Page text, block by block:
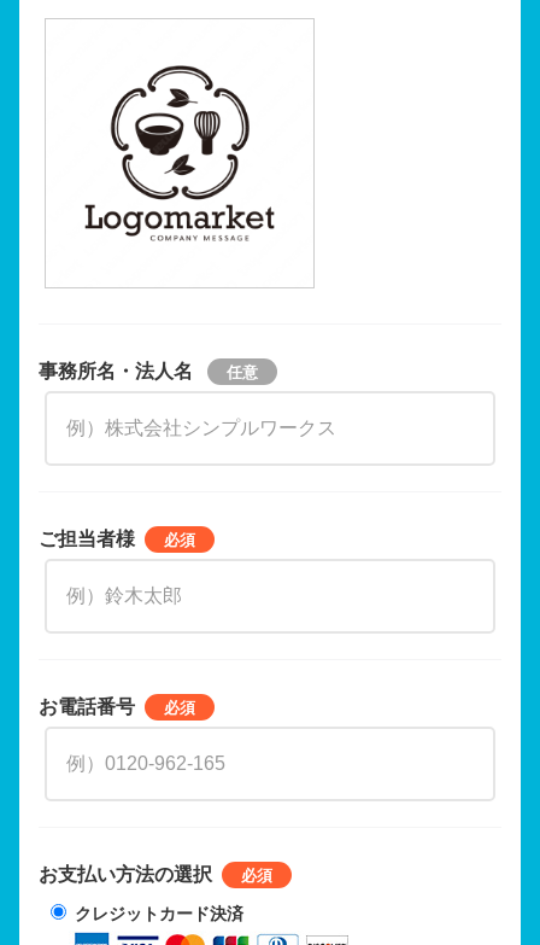
事務所名・法人名
ご担当者様
お電話番号
お支払い方法の選択
クレジットカード決済